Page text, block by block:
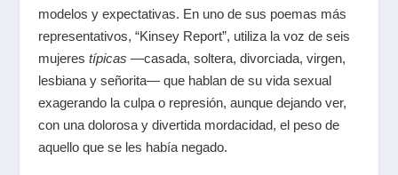
modelos y expectativas. En uno de sus poemas más
representativos, “Kinsey Report”, utiliza la voz de seis
mujeres típicas ―casada, soltera, divorciada, virgen,
lesbiana y señorita― que hablan de su vida sexual
exagerando la culpa o represión, aunque dejando ver,
con una dolorosa y divertida mordacidad, el peso de
aquello que se les había negado.